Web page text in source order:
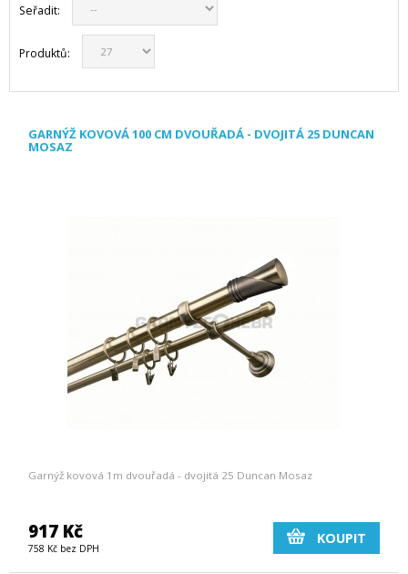
Seřadit:
Produktů:
GARNÝŽ KOVOVÁ 100 CM DVOUŘADÁ - DVOJITÁ 25 DUNCAN
MOSAZ
Garnýž kovová 1m dvouřadá - dvojitá 25 Duncan Mosaz
917 Kč
758 Kč bez DPH
KOUPIT